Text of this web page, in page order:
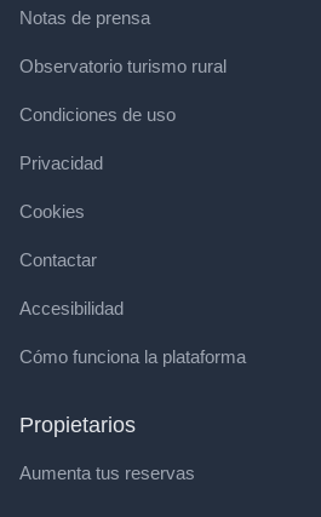
Notas de prensa
Observatorio turismo rural
Condiciones de uso
Privacidad
Cookies
Contactar
Accesibilidad
Cómo funciona la plataforma
Propietarios
Aumenta tus reservas